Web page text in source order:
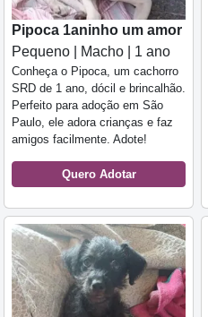
Pipoca 1aninho um amor
Pequeno | Macho | 1 ano
Conheça o Pipoca, um cachorro
SRD de 1 ano, dócil e brincalhão.
Perfeito para adoção em São
Paulo, ele adora crianças e faz
amigos facilmente. Adote!
Quero Adotar